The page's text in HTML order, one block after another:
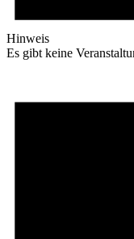
Hinweis
Es gibt keine